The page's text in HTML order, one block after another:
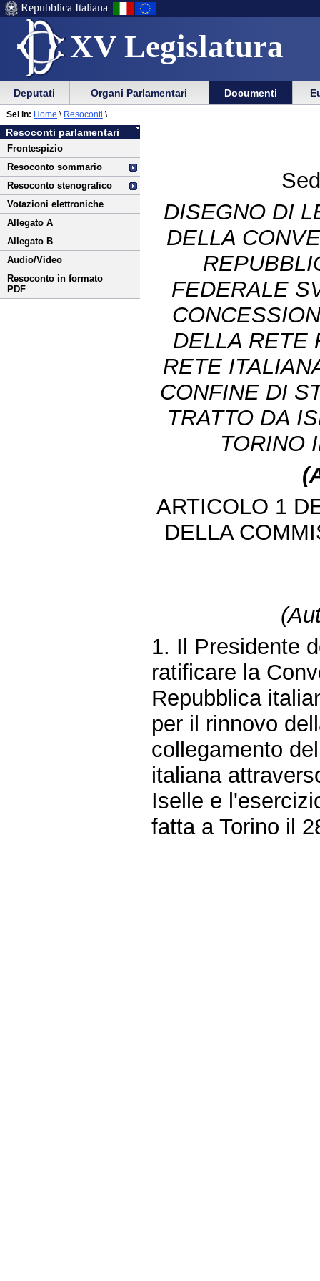
XV Legislatura
Menu
di
ausilio
alla
navigazione
Vai
Menu
di
navigazione
principale
Repubblica Italiana
Menu
di
navigazione
principale
Vai
menu
di
sezione
Deputati Organi Parlamentari Documenti
Vai
al
contenuto
Resoconti parlamentari
Frontespizio
Resoconto sommario
Resoconto stenografico
Votazioni elettroniche
Allegato A
Allegato B
Audio/Video
Resoconto in formato
PDF
Sei in: Home \ Resoconti \
DISEGNO DI
DELLA
FEDERALE
DELLA RETE
RETE
CONFINE DI
TRATTO DA
TORINO
ARTICOLO 1
DELLA
1. Il Presidente
ratificare la
Repubblica
per il rinnovo
collegamento
italiana
Iselle e
fatta a Torino il